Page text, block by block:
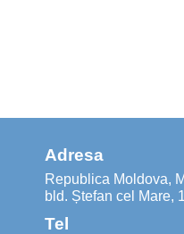
Adresa
Republica Moldova,
bld. Ștefan cel Mare,
Tel